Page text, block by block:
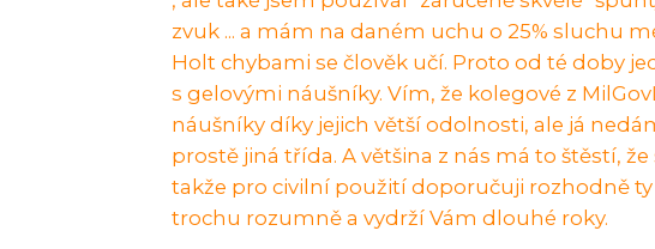
zvuk ... a mám na daném uchu o 25% sluchu
Holt chybami se člověk učí. Proto od té doby
s gelovými náušníky. Vím, že kolegové z
náušníky díky jejich větší odolnosti, ale já
prostě jiná třída. A většina z nás má to štěstí,
takže pro civilní použití doporučuji rozhodně ty
trochu rozumně a vydrží Vám dlouhé roky.